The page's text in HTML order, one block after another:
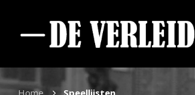
Home Speellijsten